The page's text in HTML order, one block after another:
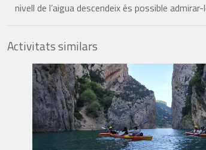
nivell de l’aigua descendeix és possible admirar-
Activitats similars